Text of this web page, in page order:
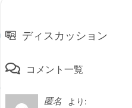
ディスカッション
コメント一覧
匿名
より: